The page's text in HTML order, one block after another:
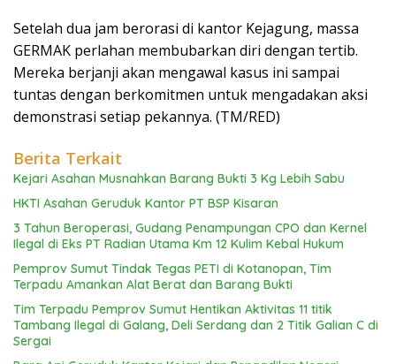
Setelah dua jam berorasi di kantor Kejagung, massa
GERMAK perlahan membubarkan diri dengan tertib.
Mereka berjanji akan mengawal kasus ini sampai
tuntas dengan berkomitmen untuk mengadakan aksi
demonstrasi setiap pekannya. (TM/RED)
Berita Terkait
Kejari Asahan Musnahkan Barang Bukti 3 Kg Lebih Sabu
HKTI Asahan Geruduk Kantor PT BSP Kisaran
3 Tahun Beroperasi, Gudang Penampungan CPO dan Kernel
Ilegal di Eks PT Radian Utama Km 12 Kulim Kebal Hukum
Pemprov Sumut Tindak Tegas PETI di Kotanopan, Tim
Terpadu Amankan Alat Berat dan Barang Bukti
Tim Terpadu Pemprov Sumut Hentikan Aktivitas 11 titik
Tambang Ilegal di Galang, Deli Serdang dan 2 Titik Galian C di
Sergai